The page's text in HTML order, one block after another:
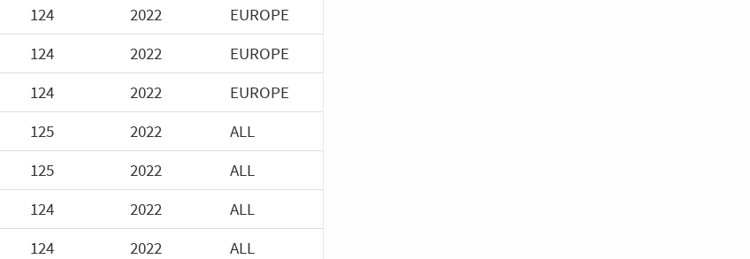
124 2022
EUROPE
124 2022
EUROPE
124 2022
EUROPE
125 2022
ALL
125 2022
ALL
124 2022
ALL
124 2022
ALL